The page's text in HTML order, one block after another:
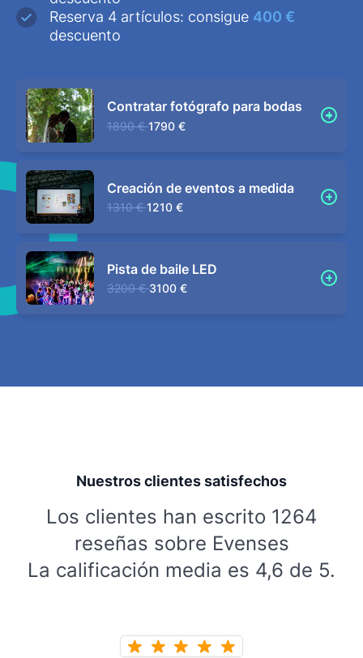
Reserva 4 artículos: consigue 400 €
descuento
Contratar fotógrafo para bodas
1890 € 1790 €
Creación de eventos a medida
1310 € 1210 €
Pista de baile LED
3200 € 3100 €
Nuestros clientes satisfechos
Los clientes han escrito 1264
reseñas sobre Evenses
La calificación media es 4,6 de 5.